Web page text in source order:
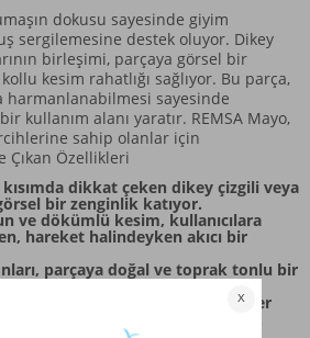
dokusu sayesinde giyim
sergilemesine destek oluyor. Dikey
birleşimi, parçaya görsel bir
kesim rahatlığı sağlıyor. Bu parça,
harmanlanabilmesi sayesinde
kullanım alanı yaratır. REMSA Mayo,
sahip olanlar için
Çıkan Özellikleri
dikkat çeken dikey çizgili veya
bir zenginlik katıyor.
ve dökümlü kesim, kullanıcılara
hareket halindeyken akıcı bir
parçaya doğal ve toprak tonlu bir
alt parçanın birleştiği noktada yer
pratik bir dokunuş ekliyor.